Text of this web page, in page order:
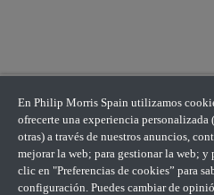
En Philip Morris Spain utilizamos
ofrecerte una experiencia personalizada
otras) a través de nuestros anuncios,
mejorar la web; para gestionar la web; y
clic en "Preferencias de cookies” para
configuración. Puedes cambiar de